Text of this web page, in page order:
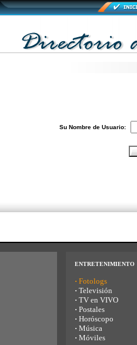
Su Nombre de Usuario:
ENTRETENIMIENTO
· Fotologs
· Televisión
· TV en VIVO
· Postales
· Horóscopo
· Música
· Móviles